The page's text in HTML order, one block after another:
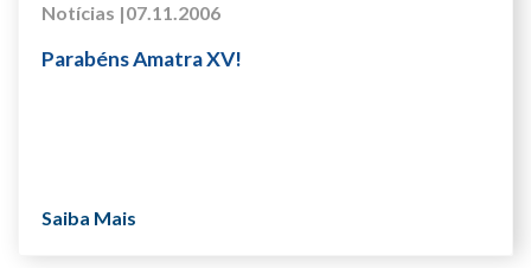
Notícias |07.11.2006
Parabéns Amatra XV!
Saiba Mais